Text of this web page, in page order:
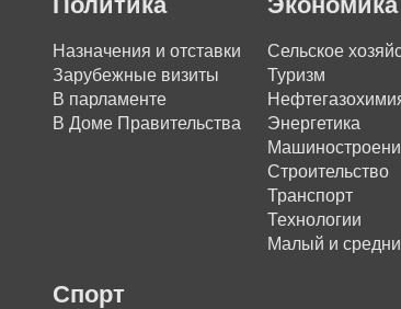
Назначения и отставки
Зарубежные визиты
В парламенте
В Доме Правительства
Сельское
Туризм
Энергетика
Строительство
Транспорт
Технологии
Малый и
Спорт